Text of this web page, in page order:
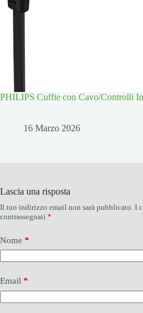
PHILIPS Cuffie con Cavo/Controlli
16 Marzo 2026
Lascia una risposta
Il tuo indirizzo email non sarà pubblicato. I
contrassegnati *
Nome *
Email *